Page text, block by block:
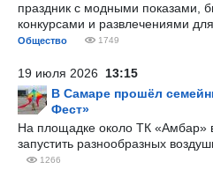
праздник с модными показами,
конкурсами и развлечениями
Общество 1749
19 июля 2026 13:15
В Самаре прошёл
Фест»
На площадке около ТК «Амбар»
запустить разнообразных
1266